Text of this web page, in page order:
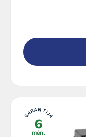
GARANTIJA
6
mėn.